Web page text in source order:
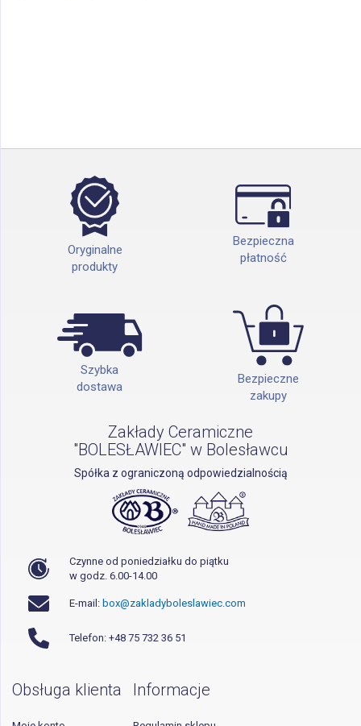
Oryginalne
produkty
Bezpieczna
płatność
Szybka
dostawa
Bezpieczne
zakupy
Zakłady Ceramiczne
"BOLESŁAWIEC" w Bolesławcu
Spółka z ograniczoną odpowiedzialnością
Czynne od poniedziałku do piątku
w godz. 6.00-14.00
E-mail: box@zakladyboleslawiec.com
Telefon: +48 75 732 36 51
Obsługa klienta Informacje